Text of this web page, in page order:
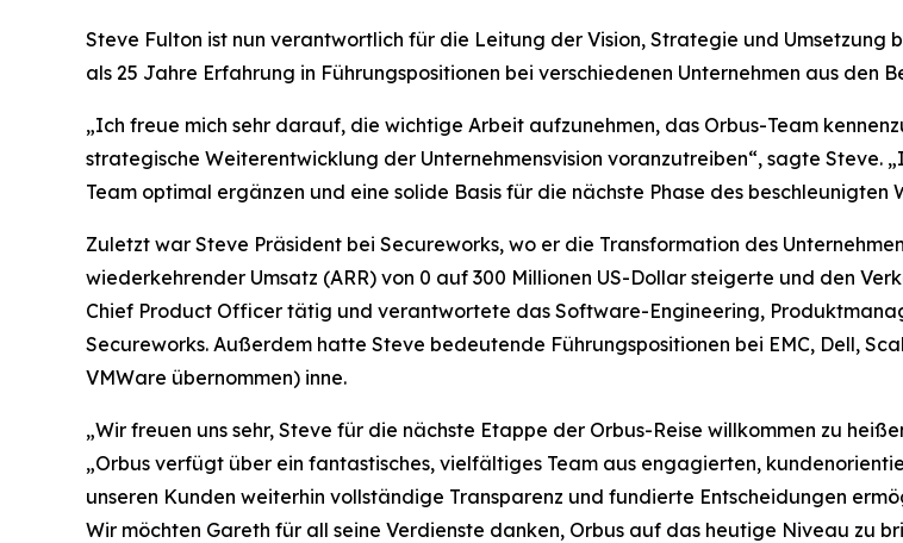
Steve Fulton ist nun verantwortlich für die Leitung der Vision, Strategie und Umsetzung
als 25 Jahre Erfahrung in Führungspositionen bei verschiedenen Unternehmen aus den
„Ich freue mich sehr darauf, die wichtige Arbeit aufzunehmen, das Orbus-Team
strategische Weiterentwicklung der Unternehmensvision voranzutreiben“, sagte Steve.
Team optimal ergänzen und eine solide Basis für die nächste Phase des beschleunigten
Zuletzt war Steve Präsident bei Secureworks, wo er die Transformation des
wiederkehrender Umsatz (ARR) von 0 auf 300 Millionen US-Dollar steigerte und den
Chief Product Officer tätig und verantwortete das Software-Engineering,
Secureworks. Außerdem hatte Steve bedeutende Führungspositionen bei EMC, Dell,
VMWare übernommen) inne.
„Wir freuen uns sehr, Steve für die nächste Etappe der Orbus-Reise willkommen zu
„Orbus verfügt über ein fantastisches, vielfältiges Team aus engagierten,
unseren Kunden weiterhin vollständige Transparenz und fundierte Entscheidungen
Wir möchten Gareth für all seine Verdienste danken, Orbus auf das heutige Niveau zu